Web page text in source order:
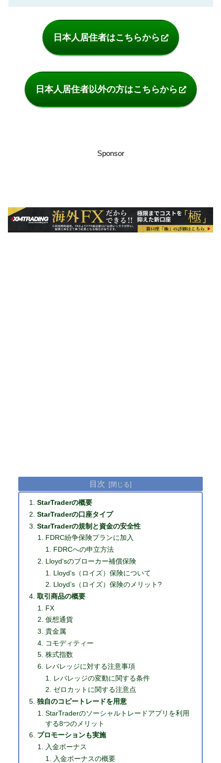
日本人居住者はこちらから
日本人居住者以外の方はこちらから
Sponsor
目次
StarTraderの概要
StarTraderの口座タイプ
StarTraderの規制と資金の安全性
FDRC紛争保険プランに加入
FDRCへの申立方法
Lloyd‘sのブローカー補償保険
Lloyd’s（ロイズ）保険について
Lloyd’s（ロイズ）保険のメリット?
取引商品の概要
FX
仮想通貨
貴金属
コモディティー
株式指数
レバレッジに対する注意事項
レバレッジの変動に関する条件
ゼロカットに関する注意点
独自のコピートレードを用意
StarTraderのソーシャルトレードアプリを利用
する8つのメリット
プロモーションも実施
入金ボーナス
入金ボーナスの概要